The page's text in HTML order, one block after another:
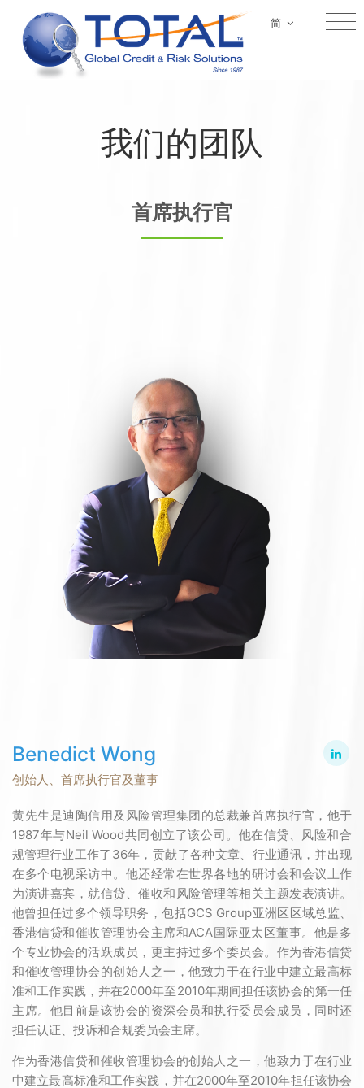
简
我们的团队
首席执行官
Benedict Wong
创始人、首席执行官及董事
黄先生是迪陶信用及风险管理集团的总裁兼首席执行官，他于
1987年与Neil Wood共同创立了该公司。他在信贷、风险和合
规管理行业工作了36年，贡献了各种文章、行业通讯，并出现
在多个电视采访中。他还经常在世界各地的研讨会和会议上作
为演讲嘉宾，就信贷、催收和风险管理等相关主题发表演讲。
他曾担任过多个领导职务，包括GCS Group亚洲区区域总监、
香港信贷和催收管理协会主席和ACA国际亚太区董事。他是多
个专业协会的活跃成员，更主持过多个委员会。作为香港信贷
和催收管理协会的创始人之一，他致力于在行业中建立最高标
准和工作实践，并在2000年至2010年期间担任该协会的第一任
主席。他目前是该协会的资深会员和执行委员会成员，同时还
担任认证、投诉和合规委员会主席。
作为香港信贷和催收管理协会的创始人之一，他致力于在行业
中建立最高标准和工作实践，并在2000年至2010年担任该协会